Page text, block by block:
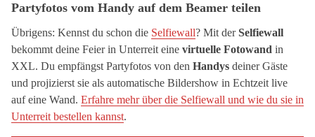
Partyfotos vom Handy auf dem Beamer teilen
Übrigens: Kennst du schon die Selfiewall? Mit derSelfiewall
bekommt deine Feier in Unterreit eine virtuelle Fotowand in
XXL. Du empfängst Partyfotos von den Handys deiner Gäste
und projizierst sie als automatische Bildershow in Echtzeit live
auf eine Wand. Erfahre mehr über die Selfiewall und wie du sie in
Unterreit bestellen kannst.